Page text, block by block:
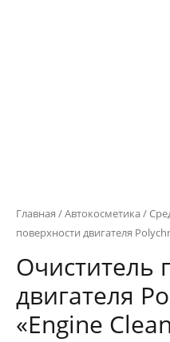
Главная /Автокосметика/
поверхности двигателя
Очиститель
двигателя
«Engine